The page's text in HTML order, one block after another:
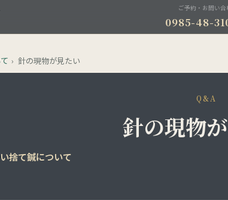
ご予約・お問い合
0985-48-
› 針の現物が見たい
Q&A
針の現物
捨て鍼について